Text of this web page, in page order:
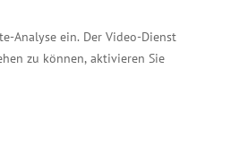
Analyse ein. Der Video-Dienst
zu können, aktivieren Sie
Kontakt
Referatsleiter